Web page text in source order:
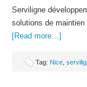
Serviligne
solutions de
[Read more…]
Tag: Nice